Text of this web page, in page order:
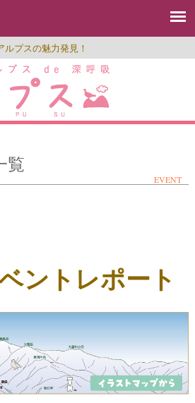
ルプスの魅力発見！
覧
EVENT
ントレポート